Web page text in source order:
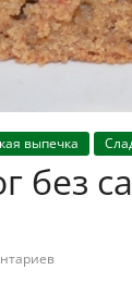
выпечка